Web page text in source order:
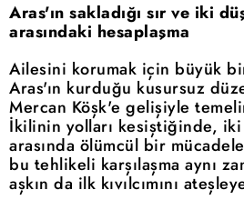
Aras'ın sakladığı sır ve iki
arasındaki hesaplaşma
Ailesini korumak için büyük
Aras'ın kurduğu kusursuz
Mercan Köşk'e gelişiyle
İkilinin yolları kesiştiğinde, iki
arasında ölümcül bir
bu tehlikeli karşılaşma aynı
aşkın da ilk kıvılcımını